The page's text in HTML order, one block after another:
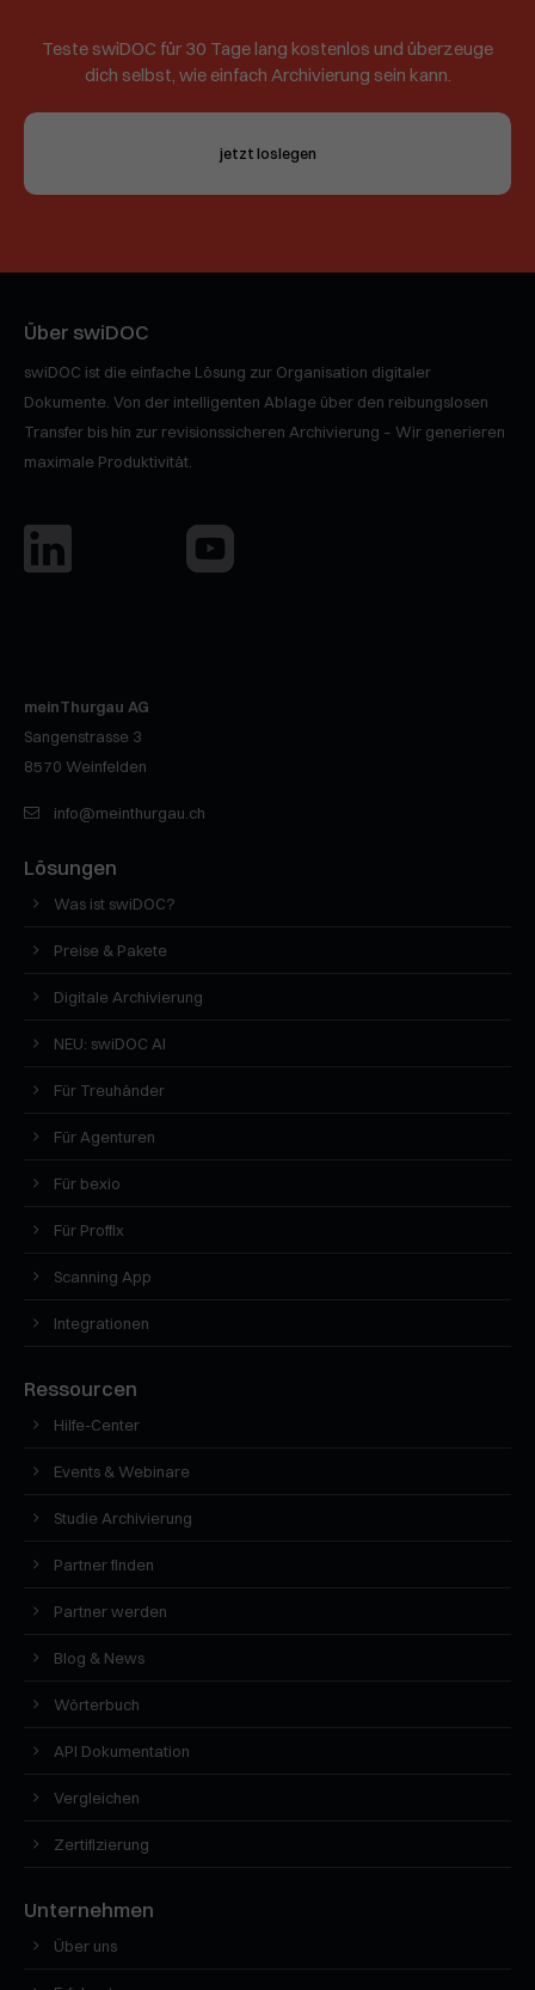
Teste swiDOC für 30 Tage lang kostenlos und überzeuge
dich selbst, wie einfach Archivierung sein kann.
jetzt loslegen
Über swiDOC
swiDOC ist die einfache Lösung zur Organisation digitaler
Dokumente. Von der intelligenten Ablage über den reibungslosen
Transfer bis hin zur revisionssicheren Archivierung – Wir generieren
maximale Produktivität.
meinThurgau AG
Sangenstrasse 3
8570 Weinfelden
info@meinthurgau.ch
Lösungen
Was ist swiDOC?
Preise & Pakete
Digitale Archivierung
NEU: swiDOC AI
Für Treuhänder
Für Agenturen
Für bexio
Für Proffix
Scanning App
Integrationen
Ressourcen
Hilfe-Center
Events & Webinare
Studie Archivierung
Partner finden
Partner werden
Blog & News
Wörterbuch
API Dokumentation
Vergleichen
Zertifizierung
Unternehmen
Über uns